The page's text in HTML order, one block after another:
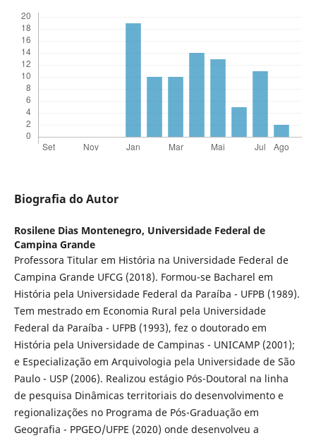
Biografia do Autor
Rosilene Dias Montenegro, Universidade Federal de
Campina Grande
Professora Titular em História na Universidade Federal de
Campina Grande UFCG (2018). Formou-se Bacharel em
História pela Universidade Federal da Paraíba - UFPB (1989).
Tem mestrado em Economia Rural pela Universidade
Federal da Paraíba - UFPB (1993), fez o doutorado em
História pela Universidade de Campinas - UNICAMP (2001);
e Especialização em Arquivologia pela Universidade de São
Paulo - USP (2006). Realizou estágio Pós-Doutoral na linha
de pesquisa Dinâmicas territoriais do desenvolvimento e
regionalizações no Programa de Pós-Graduação em
Geografia - PPGEO/UFPE (2020) onde desenvolveu a